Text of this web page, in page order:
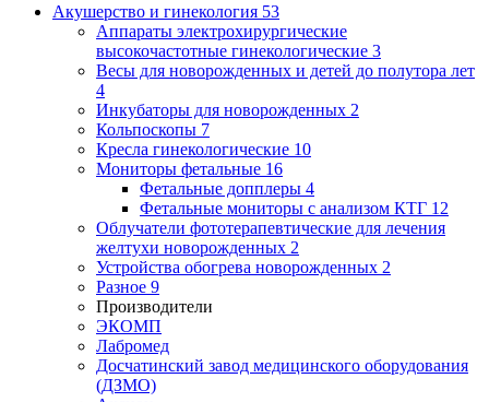
Акушерство и гинекология 53
Аппараты электрохирургические
высокочастотные гинекологические 3
Весы для новорожденных и детей до полутора лет
4
Инкубаторы для новорожденных 2
Кольпоскопы 7
Кресла гинекологические 10
Мониторы фетальные 16
Фетальные допплеры 4
Фетальные мониторы с анализом КТГ 12
Облучатели фототерапевтические для лечения
желтухи новорожденных 2
Устройства обогрева новорожденных 2
Разное 9
Производители
ЭКОМП
Лабромед
Досчатинский завод медицинского оборудования
(ДЗМО)